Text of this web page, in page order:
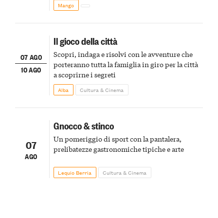
Mango
07 AGO
10 AGO
Il gioco della città
Scopri, indaga e risolvi con le avventure che
porteranno tutta la famiglia in giro per la città
a scoprirne i segreti
Alba Cultura & Cinema
07
AGO
Gnocco & stinco
Un pomeriggio di sport con la pantalera,
prelibatezze gastronomiche tipiche e arte
Lequio Berria Cultura & Cinema